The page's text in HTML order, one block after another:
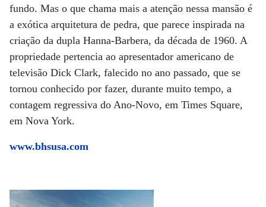
fundo. Mas o que chama mais a atenção nessa mansão é
a exótica arquitetura de pedra, que parece inspirada na
criação da dupla Hanna-Barbera, da década de 1960. A
propriedade pertencia ao apresentador americano de
televisão Dick Clark, falecido no ano passado, que se
tornou conhecido por fazer, durante muito tempo, a
contagem regressiva do Ano-Novo, em Times Square,
em Nova York.
www.bhsusa.com